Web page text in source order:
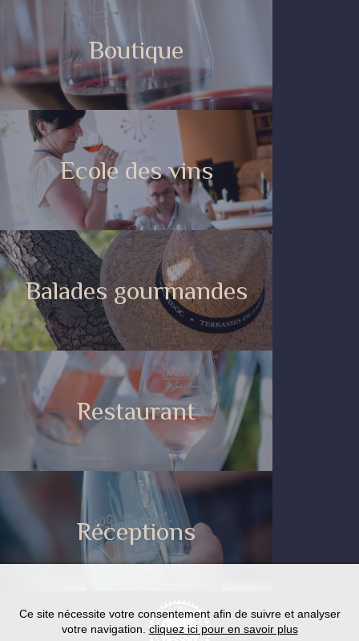
Boutique
Ecole des vins
Balades gourmandes
Restaurant
Réceptions
Ce site nécessite votre consentement afin de suivre et analyser
votre navigation. cliquez ici pour en savoir plus